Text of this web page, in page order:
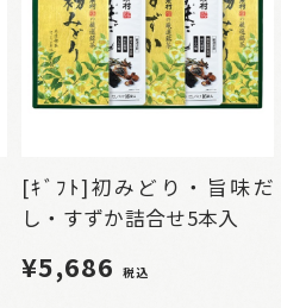
[ｷﾞﾌﾄ]初みどり・旨味だ
し・すずか詰合せ5本入
¥5,686 税込